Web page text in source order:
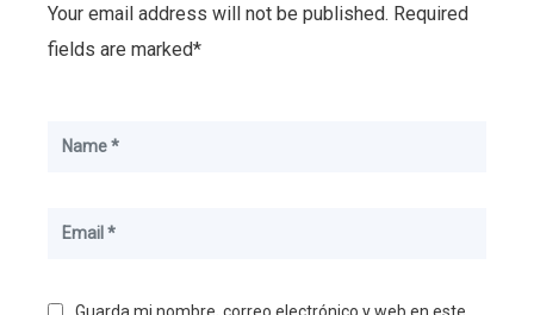
Your email address will not be published. Required
fields are marked*